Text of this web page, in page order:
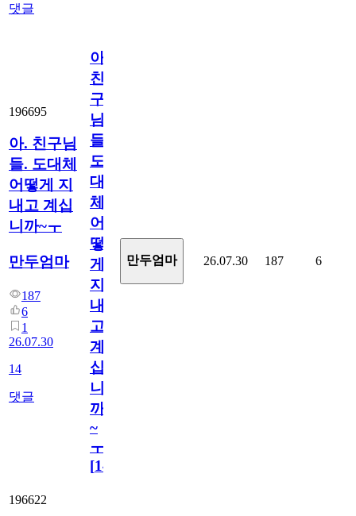
댓글
196695
아. 친구님
들. 도대체
어떻게 지
내고 계십
니까~ㅜ
만두엄마
187
6
1
26.07.30
14
댓글
아.
친
구
님
들.
도
대
체
어
떻
게
지
내
고
계
십
니
까
~
ㅜ
[14
만두엄마 26.07.30 187 6
196622